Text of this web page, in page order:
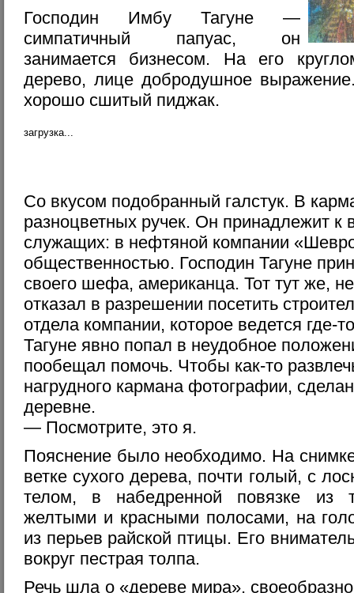
Господин Имбу Тагуне —
симпатичный папуас, он
занимается бизнесом. На его
дерево, лице добродушное
хорошо сшитый пиджак.
загрузка...
Со вкусом подобранный галстук. В
разноцветных ручек. Он принадлежит
служащих: в нефтяной компании
общественностью. Господин Тагуне
своего шефа, американца. Тот тут же,
отказал в разрешении посетить
отдела компании, которое ведется где-
Тагуне явно попал в неудобное
пообещал помочь. Чтобы как-то
нагрудного кармана фотографии,
деревне.
— Посмотрите, это я.
Пояснение было необходимо. На
ветке сухого дерева, почти голый, с
телом, в набедренной повязке из
желтыми и красными полосами, на
из перьев райской птицы. Его
вокруг пестрая толпа.
Речь шла о «дереве мира»,